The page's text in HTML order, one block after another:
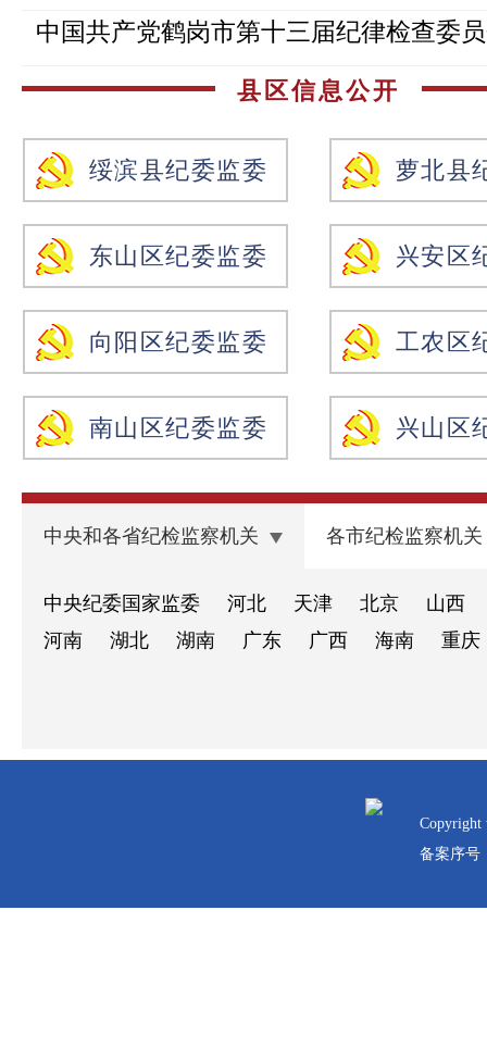
县区信息公开
绥滨县纪委监委 萝北县
东山区纪委监委 兴安区
向阳区纪委监委 工农区
南山区纪委监委 兴山区
中央和各省纪检监察机关 各市纪检监察机关
中央纪委国家监委 河北 天津 北京
山西
河南
湖北 湖南 广东 广西 海南 重庆
备案序号